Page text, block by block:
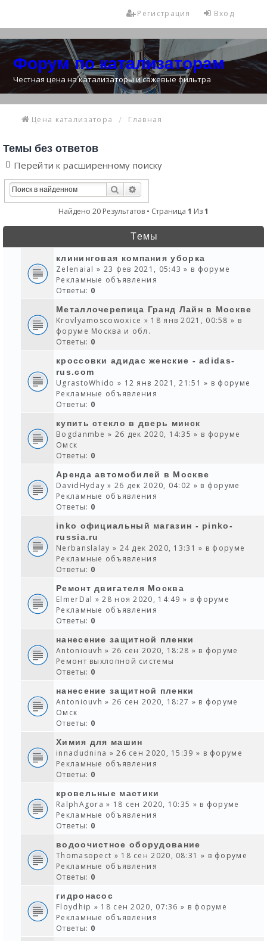
Вход
Регистрация
Форум по катализаторам
Честная цена на катализаторы и сажевые фильтра
Цена катализатора Главная
Темы без ответов
Перейти к расширенному поиску
Поиск
Найдено 20 Результатов • Страница 1 Из1
Темы
клининговая компания уборка
Zelenaial » 23 фев 2021, 05:43 » в форуме
Рекламные объявления
Ответы: 0
Металлочерепица Гранд Лайн в Москве
Krovlyamoscowoxice » 18 янв 2021, 00:58 » в
форуме Москва и обл.
Ответы: 0
кроссовки адидас женские - adidas-
rus.com
UgrastoWhido » 12 янв 2021, 21:51 » в форуме
Рекламные объявления
Ответы: 0
купить стекло в дверь минск
Bogdanmbe » 26 дек 2020, 14:35 » в форуме
Омск
Ответы: 0
Аренда автомобилей в Москве
DavidHyday » 26 дек 2020, 04:02 » в форуме
Рекламные объявления
Ответы: 0
inko официальный магазин - pinko-
russia.ru
Nerbanslalay » 24 дек 2020, 13:31 » в форуме
Рекламные объявления
Ответы: 0
Ремонт двигателя Москва
ElmerDal » 28 ноя 2020, 14:49 » в форуме
Рекламные объявления
Ответы: 0
нанесение защитной пленки
Antoniouvh » 26 сен 2020, 18:28 » в форуме
Ремонт выхлопной системы
Ответы: 0
нанесение защитной пленки
Antoniouvh » 26 сен 2020, 18:27 » в форуме
Омск
Ответы: 0
Химия для машин
innadudnina » 26 сен 2020, 15:39 » в форуме
Рекламные объявления
Ответы: 0
кровельные мастики
RalphAgora » 18 сен 2020, 10:35 » в форуме
Рекламные объявления
Ответы: 0
водоочистное оборудование
Thomasopect » 18 сен 2020, 08:31 » в форуме
Рекламные объявления
Ответы: 0
гидронасос
Floydhip » 18 сен 2020, 07:36 » в форуме
Рекламные объявления
Ответы: 0